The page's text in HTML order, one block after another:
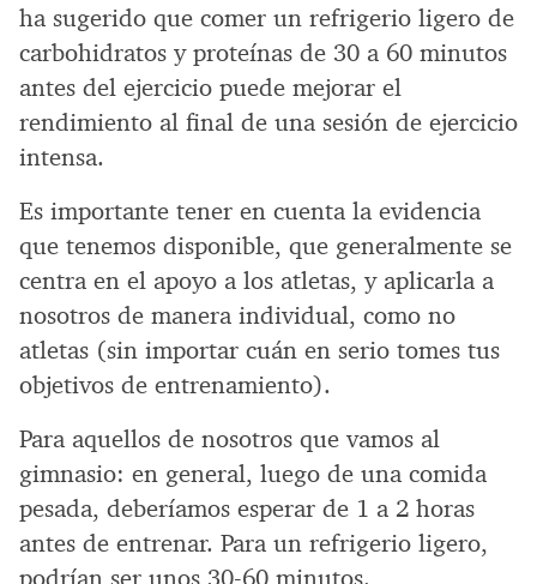
ha sugerido que comer un refrigerio ligero de
carbohidratos y proteínas de 30 a 60 minutos
antes del ejercicio puede mejorar el
rendimiento al final de una sesión de ejercicio
intensa.
Es importante tener en cuenta la evidencia
que tenemos disponible, que generalmente se
centra en el apoyo a los atletas, y aplicarla a
nosotros de manera individual, como no
atletas (sin importar cuán en serio tomes tus
objetivos de entrenamiento).
Para aquellos de nosotros que vamos al
gimnasio: en general, luego de una comida
pesada, deberíamos esperar de 1 a 2 horas
antes de entrenar. Para un refrigerio ligero,
podrían ser unos 30-60 minutos.